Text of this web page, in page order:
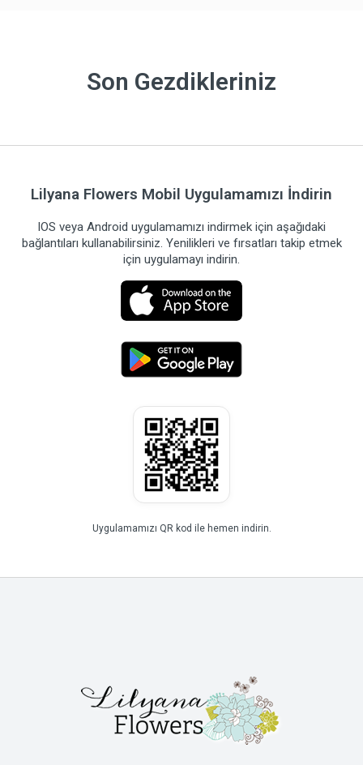
Son Gezdikleriniz
Lilyana Flowers Mobil Uygulamamızı İndirin
IOS veya Android uygulamamızı indirmek için aşağıdaki
bağlantıları kullanabilirsiniz. Yenilikleri ve fırsatları takip etmek
için uygulamayı indirin.
Uygulamamızı QR kod ile hemen indirin.